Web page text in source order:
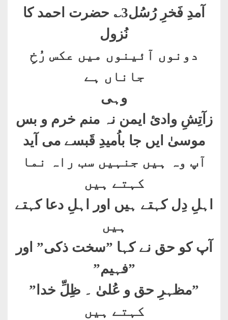
آمدِ فَخرِ رُسُل3؎ حضرت احمد کا
نُزول
دونوں آئینوں میں عکس رُخِ
جاناں ہے
وہی
زآتِشِ وادئ ایمن نہ منم خرم و بس
موسیٰ ایں جا باُمیدِ قَبسے می آید
آپ وہ ہیں جنہیں سب راہ نما
کہتے ہیں
اہلِ دِل کہتے ہیں اور اہلِ دعا کہتے
ہیں
آپ کو حق نے کہا ”سخت ذکی” اور
”فہیم”
”مظہرِ حق و عُلیٰ ۔ ظِلِّ خدا”
کہتے ہیں